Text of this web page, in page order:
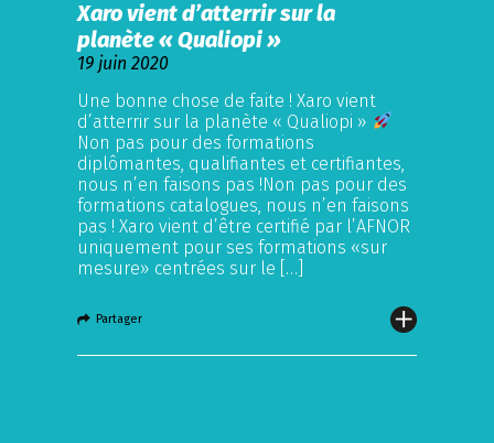
Xaro vient d’atterrir sur la
planète « Qualiopi »
19 juin 2020
Une bonne chose de faite ! Xaro vient
d’atterrir sur la planète « Qualiopi »
Non pas pour des formations
diplômantes, qualifiantes et certifiantes,
nous n’en faisons pas !Non pas pour des
formations catalogues, nous n’en faisons
pas ! Xaro vient d’être certifié par l’AFNOR
uniquement pour ses formations «sur
mesure» centrées sur le […]
Partager